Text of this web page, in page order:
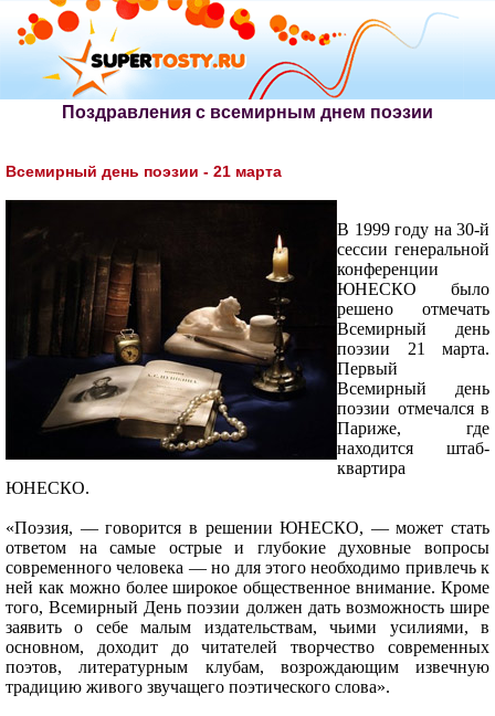
Поздравления с всемирным днем поэзии
Всемирный день поэзии - 21 марта
В 1999 году на 30-й
сессии генеральной
конференции
ЮНЕСКО было
решено отмечать
Всемирный день
поэзии 21 марта.
Первый
Всемирный день
поэзии отмечался в
Париже, где
находится штаб-
квартира
ЮНЕСКО.
«Поэзия, — говорится в решении ЮНЕСКО, — может стать
ответом на самые острые и глубокие духовные вопросы
современного человека — но для этого необходимо привлечь к
ней как можно более широкое общественное внимание. Кроме
того, Всемирный День поэзии должен дать возможность шире
заявить о себе малым издательствам, чьими усилиями, в
основном, доходит до читателей творчество современных
поэтов, литературным клубам, возрождающим извечную
традицию живого звучащего поэтического слова».